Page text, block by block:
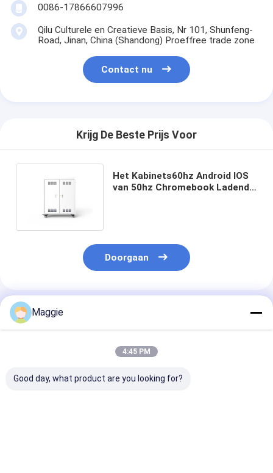
0086-17866607996
Qilu Culturele en Creatieve Basis, Nr 101, Shunfeng-
Road, Jinan, China (Shandong) Proeffree trade zone
Contact nu
Krijg De Beste Prijs Voor
Het Kabinets60hz Android IOS
van 50hz Chromebook Ladend
Doorgaan
Geadviseerde Producten
Maggie
4:45 PM
Good day, what product are you looking for?